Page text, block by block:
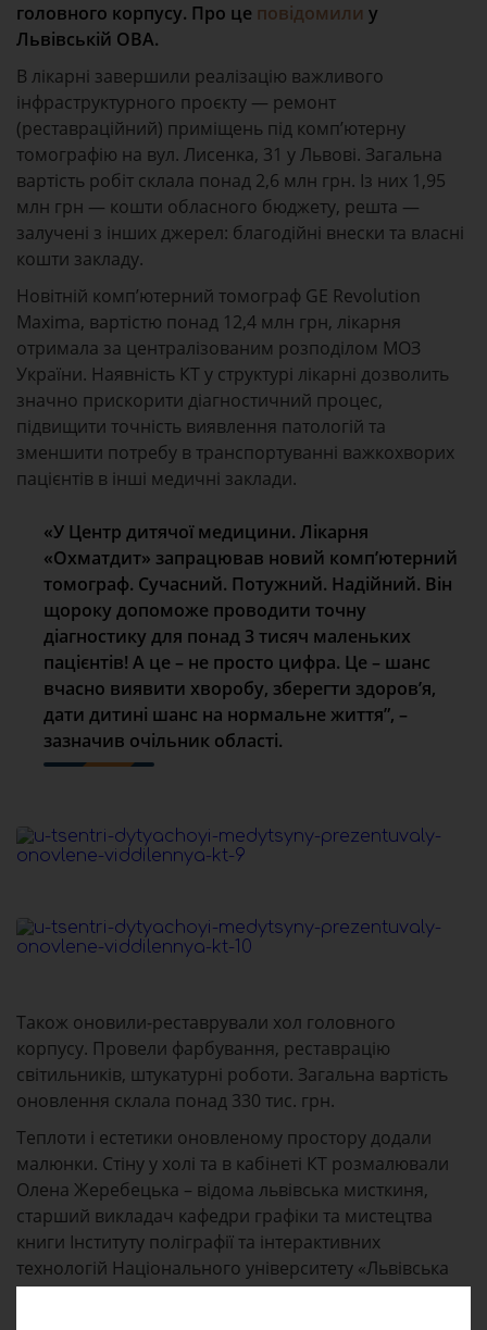
головного корпусу. Про це повідомили у
Львівській ОВА.
В лікарні завершили реалізацію важливого
інфраструктурного проєкту — ремонт
(реставраційний) приміщень під комп’ютерну
томографію на вул. Лисенка, 31 у Львові. Загальна
вартість робіт склала понад 2,6 млн грн. Із них 1,95
млн грн — кошти обласного бюджету, решта —
залучені з інших джерел: благодійні внески та власні
кошти закладу.
Новітній комп’ютерний томограф GE Revolution
Maxima, вартістю понад 12,4 млн грн, лікарня
отримала за централізованим розподілом МОЗ
України. Наявність КТ у структурі лікарні дозволить
значно прискорити діагностичний процес,
підвищити точність виявлення патологій та
зменшити потребу в транспортуванні важкохворих
пацієнтів в інші медичні заклади.
«У Центр дитячої медицини. Лікарня
«Охматдит» запрацював новий комп’ютерний
томограф. Сучасний. Потужний. Надійний. Він
щороку допоможе проводити точну
діагностику для понад 3 тисяч маленьких
пацієнтів! А це – не просто цифра. Це – шанс
вчасно виявити хворобу, зберегти здоров’я,
дати дитині шанс на нормальне життя”, –
зазначив очільник області.
Також оновили-реставрували хол головного
корпусу. Провели фарбування, реставрацію
світильників, штукатурні роботи. Загальна вартість
оновлення склала понад 330 тис. грн.
Теплоти і естетики оновленому простору додали
малюнки. Стіну у холі та в кабінеті КТ розмалювали
Олена Жеребецька – відома львівська мисткиня,
старший викладач кафедри графіки та мистецтва
книги Інституту поліграфії та інтерактивних
технологій Національного університету «Львівська
політехніка», а також Соломія Дорош — старший